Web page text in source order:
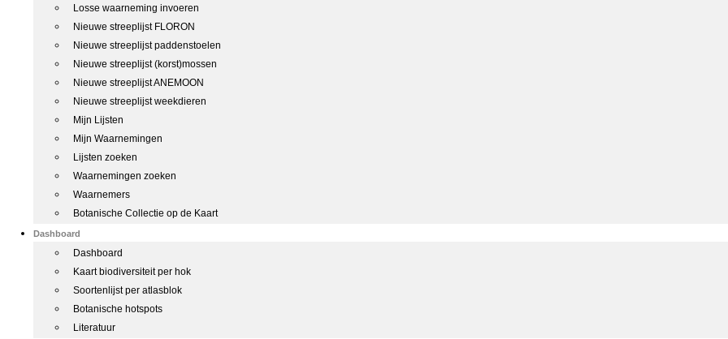
Losse waarneming invoeren
Nieuwe streeplijst FLORON
Nieuwe streeplijst paddenstoelen
Nieuwe streeplijst (korst)mossen
Nieuwe streeplijst ANEMOON
Nieuwe streeplijst weekdieren
Mijn Lijsten
Mijn Waarnemingen
Lijsten zoeken
Waarnemingen zoeken
Waarnemers
Botanische Collectie op de Kaart
Dashboard
Dashboard
Kaart biodiversiteit per hok
Soortenlijst per atlasblok
Botanische hotspots
Literatuur